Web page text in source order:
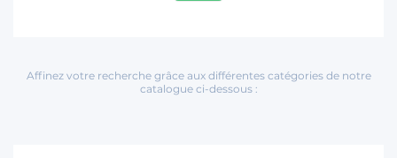
Affinez votre recherche grâce aux différentes catégories de notre
catalogue ci-dessous :